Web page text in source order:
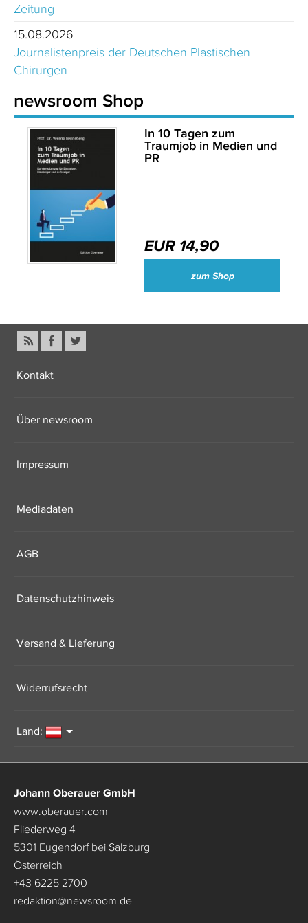
Zeitung
15.08.2026
Journalistenpreis der Deutschen Plastischen
Chirurgen
newsroom Shop
In 10 Tagen zum
Traumjob in Medien und
PR
EUR 14,90
zum Shop
Kontakt
Über newsroom
Impressum
Mediadaten
AGB
Datenschutzhinweis
Versand & Lieferung
Widerrufsrecht
Land:
Johann Oberauer GmbH
www.oberauer.com
Fliederweg 4
5301 Eugendorf bei Salzburg
Österreich
+43 6225 2700
redaktion@newsroom.de